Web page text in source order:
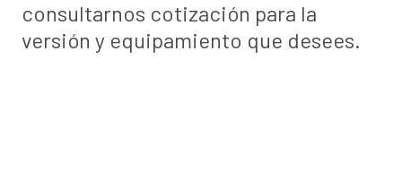
consultarnos cotización para la
versión y equipamiento que desees.